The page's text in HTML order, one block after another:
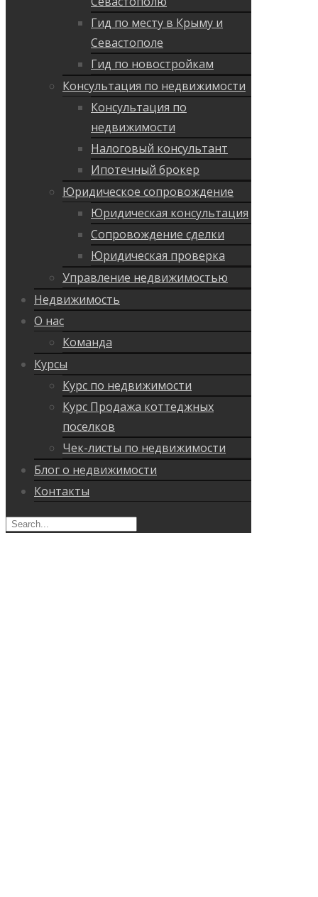
Гид по месту в Крыму и
Севастополе
Гид по новостройкам
Консультация по недвижимости
Консультация по
недвижимости
Налоговый консультант
Ипотечный брокер
Юридическое сопровождение
Юридическая консультация
Сопровождение сделки
Юридическая проверка
Управление недвижимостью
Недвижимость
О нас
Команда
Курсы
Курс по недвижимости
Курс Продажа коттеджных
поселков
Чек-листы по недвижимости
Блог о недвижимости
Контакты